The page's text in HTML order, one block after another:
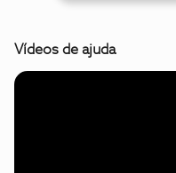
Vídeos de ajuda